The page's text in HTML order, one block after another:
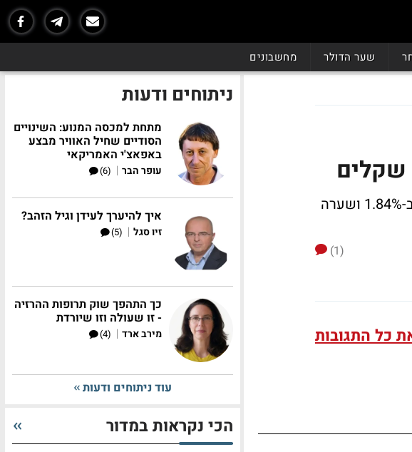
שער הדולר מחשבונים
האירו קפץ ב-1.99% ושערו היציג נקבע על 4.2469 שקלים, הלירה שטרלינג עלתה ב-1.84% ושערה
(1)
כל התגובות
ניתוחים ודעות
מתחת למכסה המנוע: השינויים
הסודיים שחיל האוויר מבצע
באפאצ'י האמריקאי
עופר הבר |
(6)
איך להיערך לעידן וגיל הזהב?
זיו סגל |
(5)
כך התהפך שוק תרופות ההרזיה
- זו שעולה וזו שיורדת
מירב ארד |
(4)
עוד ניתוחים ודעות
הכי נקראות במדור